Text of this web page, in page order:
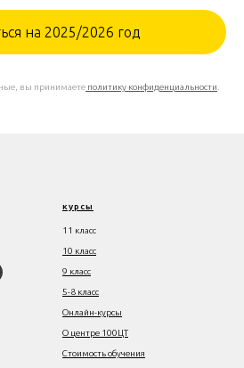
на 2025/2026 год
вы принимаете политику конфиденциальности
курсы
11 класс
10 класс
9 класс
5-8 класс
Онлайн-курсы
О центре 100ЦТ
Стоимость обучения